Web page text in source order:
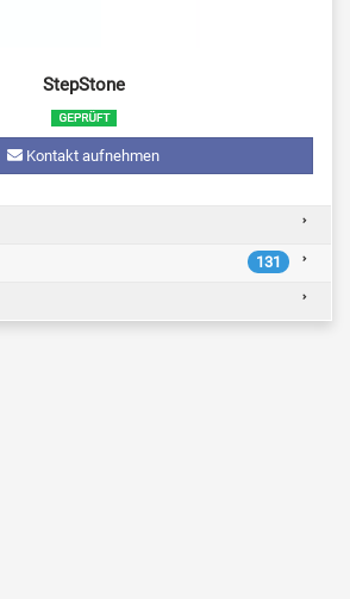
StepStone
Kontakt aufnehmen
131